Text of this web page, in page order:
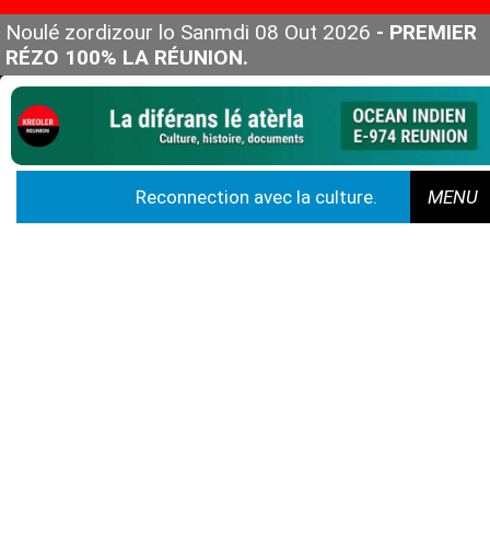
Noulé zordizour lo Sanmdi 08 Out 2026 - PREMIER
RÉZO 100% LA RÉUNION.
Reconnection avec la culture. MENU